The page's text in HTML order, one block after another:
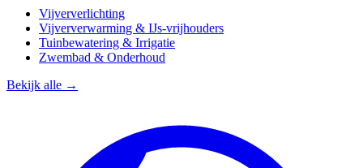
Vijververlichting
Vijververwarming & IJs-vrijhouders
Tuinbewatering & Irrigatie
Zwembad & Onderhoud
Bekijk alle →